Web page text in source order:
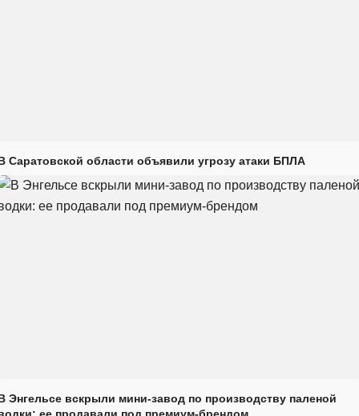
Саратовской области объявили угрозу атаки БПЛА
Энгельсе вскрыли мини-завод по производству паленой